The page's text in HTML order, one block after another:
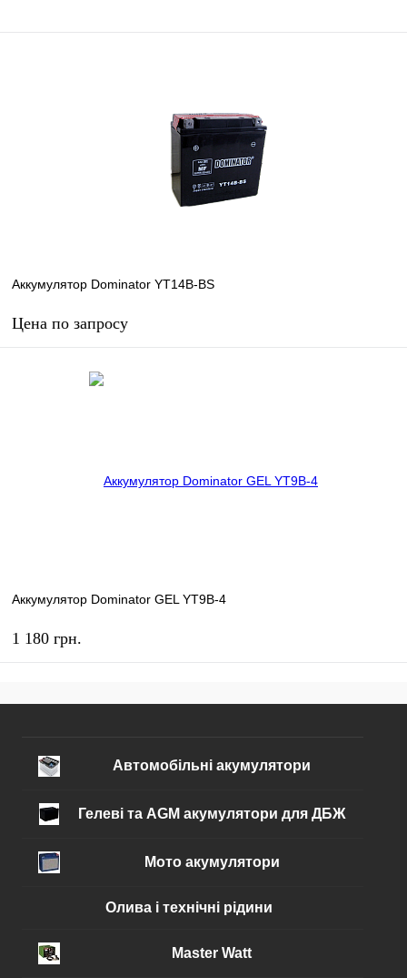
Аккумулятор Dominator YT14B-BS
Цена по запросу
Аккумулятор Dominator GEL YT9B-4
1 180 грн.
Автомобільні акумулятори
Гелеві та AGM акумулятори для ДБЖ
Мото акумулятори
Олива і технічні рідини
Master Watt